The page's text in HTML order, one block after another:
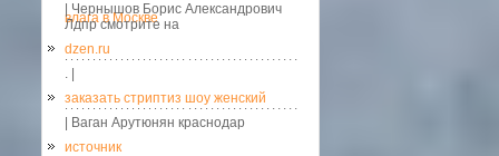
влага в Москве
| Чернышов Борис Александрович
Лдпр смотрите на
dzen.ru
. |
заказать стриптиз шоу женский
| Ваган Арутюнян краснодар
источник